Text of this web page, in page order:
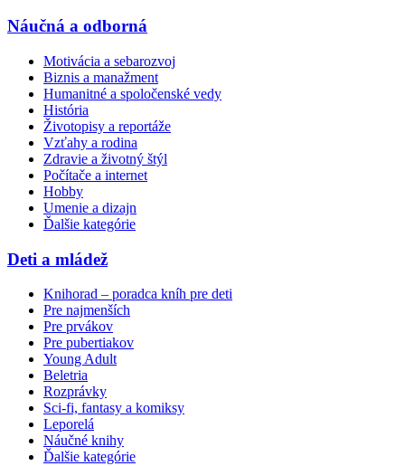
Náučná a odborná
Motivácia a sebarozvoj
Biznis a manažment
Humanitné a spoločenské vedy
História
Životopisy a reportáže
Vzťahy a rodina
Zdravie a životný štýl
Počítače a internet
Hobby
Umenie a dizajn
Ďalšie kategórie
Deti a mládež
Knihorad – poradca kníh pre deti
Pre najmenších
Pre prvákov
Pre pubertiakov
Young Adult
Beletria
Rozprávky
Sci-fi, fantasy a komiksy
Leporelá
Náučné knihy
Ďalšie kategórie